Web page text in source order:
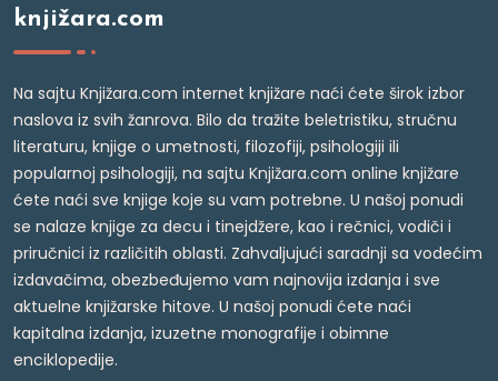
knjižara.com
Na sajtu Knjižara.com internet knjižare naći ćete širok izbor
naslova iz svih žanrova. Bilo da tražite beletristiku, stručnu
literaturu, knjige o umetnosti, filozofiji, psihologiji ili
popularnoj psihologiji, na sajtu Knjižara.com online knjižare
ćete naći sve knjige koje su vam potrebne. U našoj ponudi
se nalaze knjige za decu i tinejdžere, kao i rečnici, vodiči i
priručnici iz različitih oblasti. Zahvaljujući saradnji sa vodećim
izdavačima, obezbeđujemo vam najnovija izdanja i sve
aktuelne knjižarske hitove. U našoj ponudi ćete naći
kapitalna izdanja, izuzetne monografije i obimne
enciklopedije.